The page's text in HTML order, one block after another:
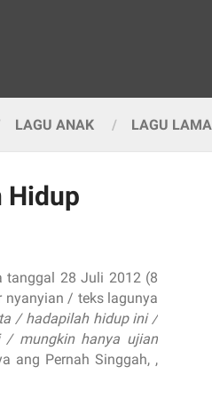
LAGU ANAK LAGU LAMA
Hidup
tanggal 28 Juli 2012 (8
nyanyian / teks lagunya
/ hadapilah hidup ini /
/ mungkin hanya ujian
ang Pernah Singgah, ,